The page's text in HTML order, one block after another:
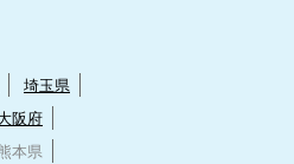
埼玉県
阪府
本県